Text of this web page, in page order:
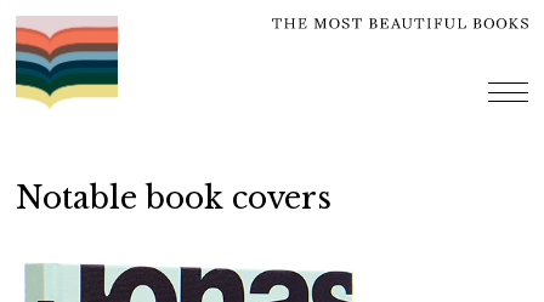
Skip
to
content
Notable book covers